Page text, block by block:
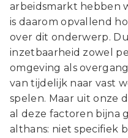
arbeidsmarkt hebben
is daarom opvallend
over dit onderwerp.
inzetbaarheid zowel
omgeving als
van tijdelijk naar vast
spelen. Maar uit onze
al deze factoren bijna
althans: niet specifiek